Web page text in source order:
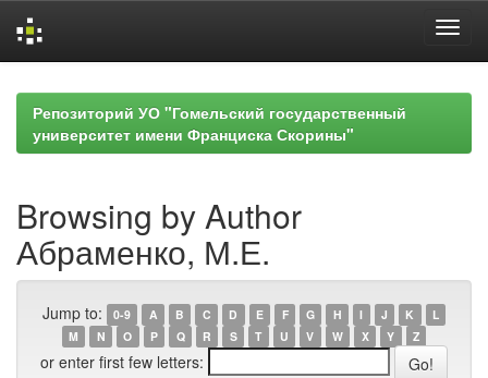
navigationРепозиторий УО "Гомельский государственный
университет имени Франциска Скорины"
Browsing by Author
Абраменко, М.Е.
Jump to: 0-9 A B C D E F G H I J K
L
M
N O P Q R S T U V W X Y Z
or enter first few letters: